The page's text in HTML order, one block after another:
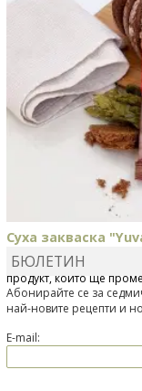
Суха закваска
Отскоро Лесафр
продукт, който ще
БЮЛЕТИН
Абонирайте се за
най-новите рецепти и
E-mail: